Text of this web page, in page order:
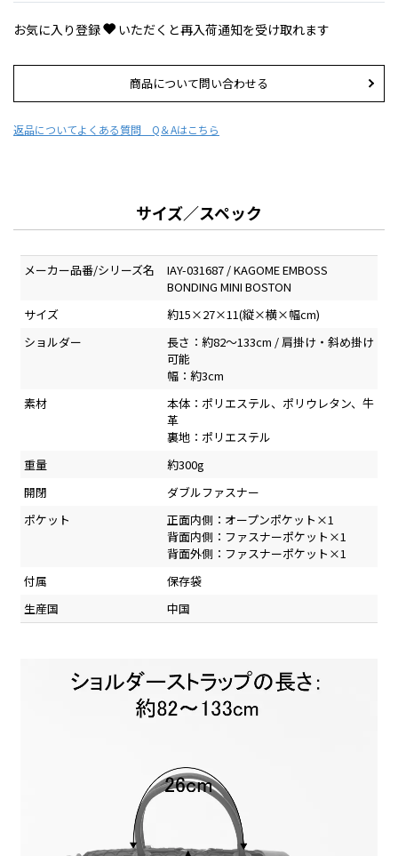
お気に入り登録 いただくと再入荷通知を受け取れます
商品について問い合わせる
返品についてよくある質問 Q＆Aはこちら
サイズ／スペック
メーカー品番/シリーズ名
IAY-031687 / KAGOME EMBOSS
BONDING MINI BOSTON
サイズ
約15×27×11(縦×横×幅cm)
ショルダー
長さ：約82～133cm / 肩掛け・斜め掛け
可能
幅：約3cm
素材
本体：ポリエステル、ポリウレタン、牛
革
裏地：ポリエステル
重量
約300g
開閉
ダブルファスナー
ポケット
正面内側：オープンポケット×1
背面内側：ファスナーポケット×1
背面外側：ファスナーポケット×1
付属
保存袋
生産国
中国